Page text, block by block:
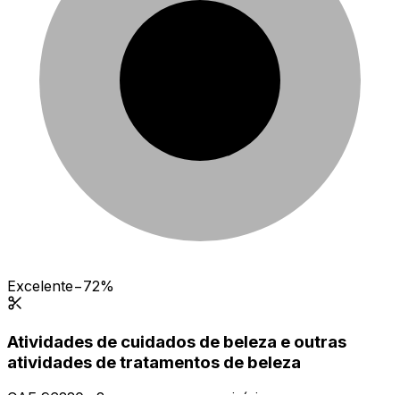
Excelente−72%
Atividades de cuidados de beleza e outras
atividades de tratamentos de beleza